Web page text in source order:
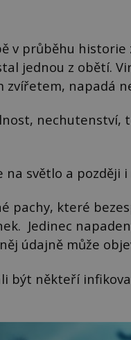
v průběhu
jednou z obětí.
napadá
nechutenství,
světlo a později
pachy, které
Jedinec
údajně může
být někteří